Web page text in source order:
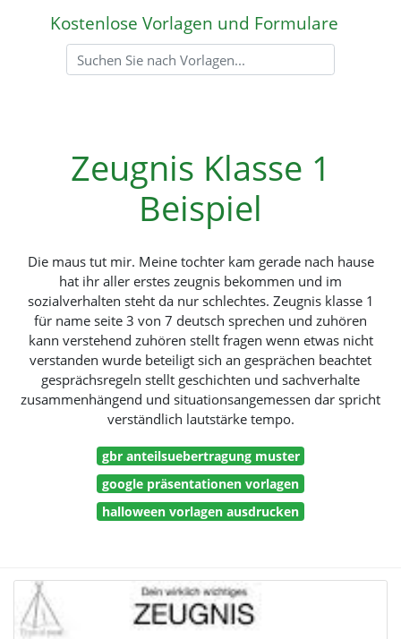
Kostenlose Vorlagen und Formulare
Zeugnis Klasse 1
Beispiel
Die maus tut mir. Meine tochter kam gerade nach hause
hat ihr aller erstes zeugnis bekommen und im
sozialverhalten steht da nur schlechtes. Zeugnis klasse 1
für name seite 3 von 7 deutsch sprechen und zuhören
kann verstehend zuhören stellt fragen wenn etwas nicht
verstanden wurde beteiligt sich an gesprächen beachtet
gesprächsregeln stellt geschichten und sachverhalte
zusammenhängend und situationsangemessen dar spricht
verständlich lautstärke tempo.
gbr anteilsuebertragung muster
google präsentationen vorlagen
halloween vorlagen ausdrucken